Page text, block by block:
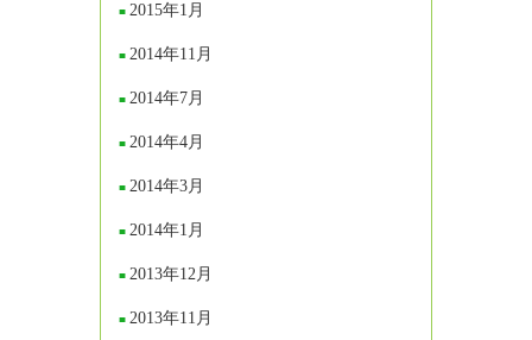
2015年1月
2014年11月
2014年7月
2014年4月
2014年3月
2014年1月
2013年12月
2013年11月